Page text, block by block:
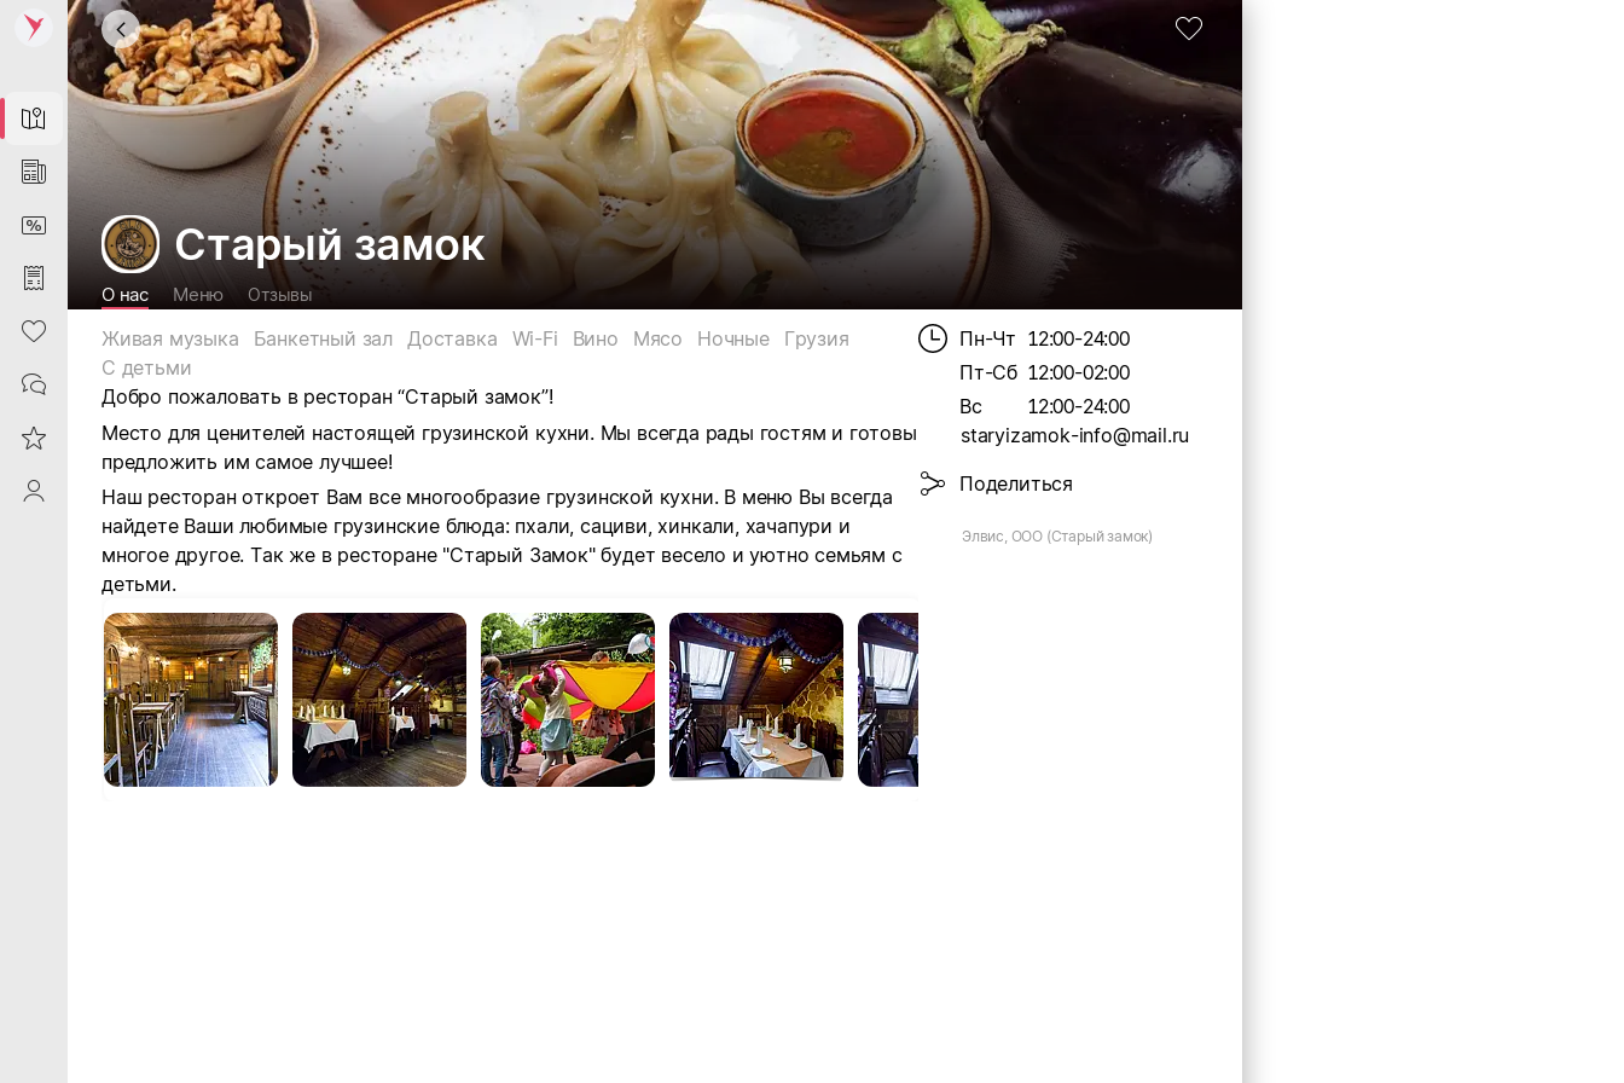
Map
News
DiscountCard
Purchases
Heart
Contacts
Reviews
ProfileSaby
Старый замок
О нас Меню Отзывы
Живая музыка Банкетный зал Доставка Wi-Fi Вино Мясо Ночные
Грузия
С детьми
Добро пожаловать в ресторан “Старый замок”!
Место для ценителей настоящей грузинской кухни. Мы всегда рады гостям и готовы
предложить им самое лучшее!
Наш ресторан откроет Вам все многообразие грузинской кухни. В меню Вы всегда
найдете Ваши любимые грузинские блюда: пхали, сациви, хинкали, хачапури и
многое другое. Так же в ресторане "Старый Замок" будет весело и уютно семьям с
детьми.
Пн-Чт 12:00-24:00
Пт-Сб 12:00-02:00
Вс
12:00-24:00
staryizamok-info@mail.ru
Поделиться
Элвис, ООО (Старый замок)